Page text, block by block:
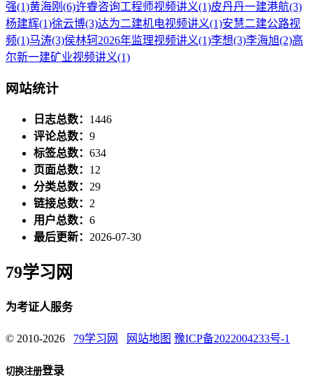
强(1)黄海刚 (6)许睿咨询工程师视频讲义(1)皮丹丹一建港航(3)
杨建辉(1)徐云博(3)达为二建机电视频讲义(1)安慧二建公路视
频(1)马涛(3)侯林轲2026年监理视频讲义(1)李想(3)李海旭(2)高
尔新一建矿业视频讲义(1)
网站统计
日志总数： 1446
评论总数： 9
标签总数： 634
页面总数： 12
分类总数： 29
链接总数： 2
用户总数： 6
最后更新： 2026-07-30
79学习网
为考证人服务
© 2010-2026 79学习网 网站地图 豫ICP备2022004233号-1
切换注册登录